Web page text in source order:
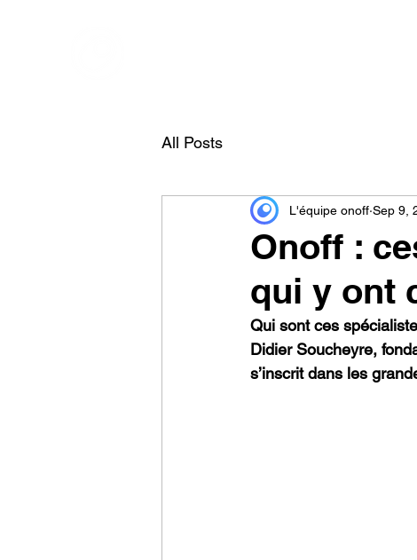
All Posts
Onoff :
qui y ont
L'équipe onoff Sep 9,
Qui sont ces
Didier Soucheyre,
s’inscrit dans les